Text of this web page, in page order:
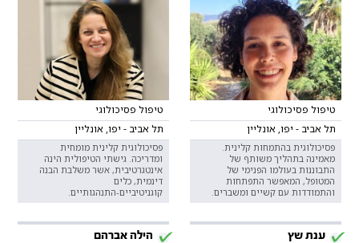
טיפול פסיכולוגי
תל אביב - יפו, אונליין
פסיכולוגית בהתמחות קלינית.
מאמינה בתהליך משותף של
התבוננות בעולמו הפנימי של
המטופל, המאפשר התפתחות
והתמודדות עם קשיים ומשברים.
טיפול פסיכולוגי
תל אביב - יפו, אונליין
פסיכולוגית קלינית מומחית
ומדריכה. גישתי הטיפולית הינה
אינטגרטיבית, אשר משלבת הבנה
דינמית, כלים
קוגניטיביים-התנהגותיים.
ענת שץ הילה אברהם